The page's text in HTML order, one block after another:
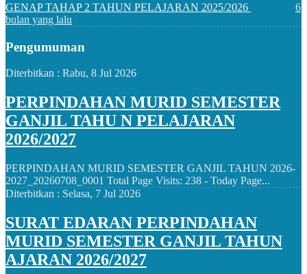
GENAP TAHAP 2 TAHUN PELAJARAN 2025/2026
6
bulan yang lalu
Pengumuman
Diterbitkan : Rabu, 8 Jul 2026
PERPINDAHAN MURID SEMESTER
GANJIL TAHU N PELAJARAN
2026/2027
PERPINDAHAN MURID SEMESTER GANJIL TAHUN 2026-
2027_20260708_0001 Total Page Visits: 238 - Today Page...
Diterbitkan : Selasa, 7 Jul 2026
SURAT EDARAN PERPINDAHAN
MURID SEMESTER GANJIL TAHUN
AJARAN 2026/2027